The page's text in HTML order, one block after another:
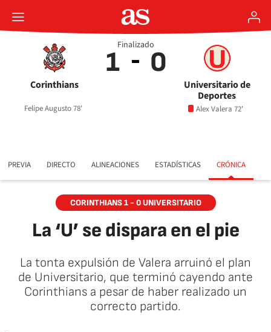
Corinthians
1
Felipe Augusto 78'
Universitario de
Deportes
0
Alex Valera 72'
Finalizado
PREVIA DIRECTO ALINEACIONES ESTADÍSTICAS CRÓNICA
CORINTHIANS 1 - 0 UNIVERSITARIO
La ‘U’ se dispara en el pie
La tonta expulsión de Valera arruinó el plan
de Universitario, que terminó cayendo ante
Corinthians a pesar de haber realizado un
correcto partido.